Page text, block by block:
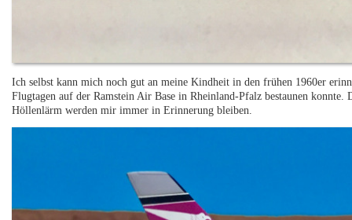
Ich selbst kann mich noch gut an meine Kindheit in den frühen 1960er
Flugtagen auf der Ramstein Air Base in Rheinland-Pfalz bestaunen
Höllenlärm werden mir immer in Erinnerung bleiben.